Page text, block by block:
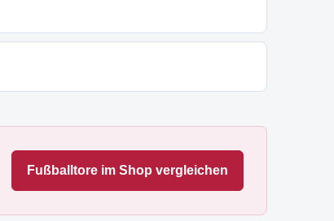
Fußballtore im Shop vergleichen